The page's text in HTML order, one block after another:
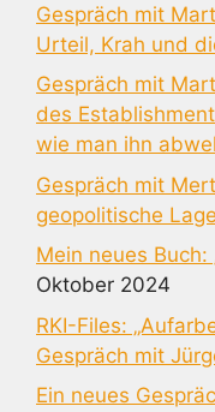
Gespräch mit
Urteil, Krah und
Gespräch mit
des
wie man ihn
Gespräch mit
geopolitische Lage
Mein neues Buch:
Oktober 2024
RKI-Files:
Gespräch mit
Ein neues